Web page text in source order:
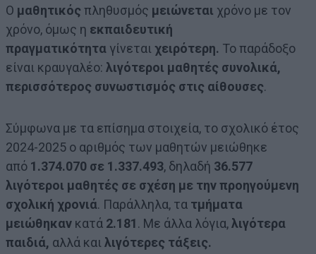
Ο μαθητικόςπληθυσμός μειώνεται χρόνο με τον
χρόνο, όμως η εκπαιδευτική
πραγματικότητα γίνεται χειρότερη. Το παράδοξο
είναι κραυγαλέο: λιγότεροι μαθητές συνολικά,
περισσότερος συνωστισμός στις αίθουσες.
Σύμφωνα με τα επίσημα στοιχεία, το σχολικό έτος
2024-2025 ο αριθμός των μαθητών μειώθηκε
από 1.374.070 σε 1.337.493, δηλαδή 36.577
λιγότεροι μαθητές σε σχέση με την προηγούμενη
σχολική χρονιά. Παράλληλα, τα τμήματα
μειώθηκαν κατά 2.181. Με άλλα λόγια,λιγότερα
παιδιά, αλλά και λιγότερες τάξεις.